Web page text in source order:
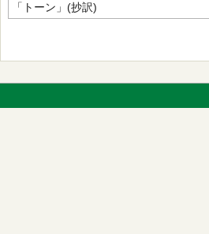
「トーン」(抄訳)